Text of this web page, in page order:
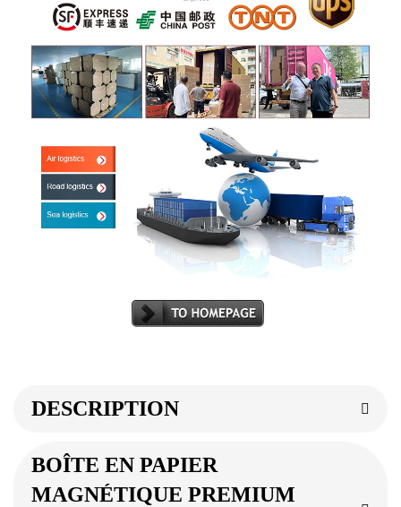
DESCRIPTION
BOÎTE EN PAPIER
MAGNÉTIQUE PREMIUM